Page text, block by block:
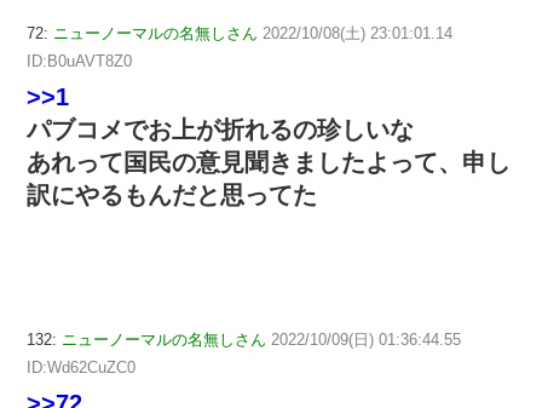
72: ニューノーマルの名無しさん 2022/10/08(土) 23:01:01.14
ID:B0uAVT8Z0
>>1
パブコメでお上が折れるの珍しいな
あれって国民の意見聞きましたよって、申し
訳にやるもんだと思ってた
132: ニューノーマルの名無しさん 2022/10/09(日) 01:36:44.55
ID:Wd62CuZC0